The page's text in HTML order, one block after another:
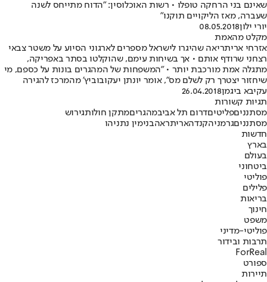
שאינם בני הרחקה טופלו • רשות האוכלוסין: "הדוח מתייחס לשנה
שעברה, מאז הליקויים תוקנו"
יורי ילון08.05.2018
מקלט מהאמת
אזרחי אריתריאה שהיגרו לישראל מספרים לארגוני הסיוע על משטר צבאי
רצחני שרודף אותם • אך בשיחות עימם, שהוקלטו בסתר באפריקה,
מתגלה אמת מורכבת יותר • "המשפחות של המהגרים בונות על כספם, מי
שיחזור יצטרך רק לשלם מס", אומר יונתן יעקובוביץ' מהמרכז להגירה
עקיבא ביגמן26.04.2018
תגיות קשורות
מסתנניםפליטיםדרום תל אביבמהגריםמתקן חולותגירוש
מסתנניםגרמניהקנדהאריתראהבנימין נתניהו
חדשות
בארץ
בעולם
ביטחוני
פוליטי
פלילים
בריאות
חינוך
משפט
פוליטי-מדיני
תרבות ובידור
ForReal
ספורט
תיירות